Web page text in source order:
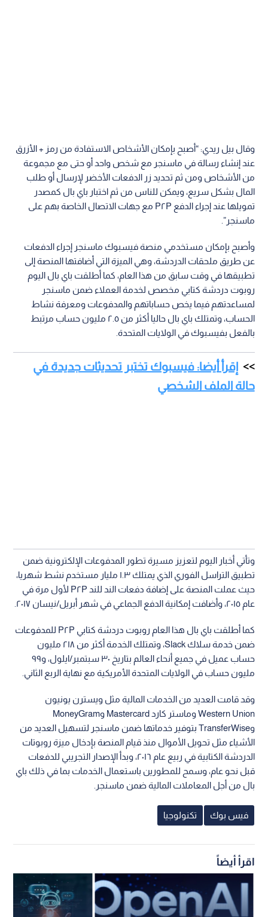
وقال بيل ريدي: “أصبح بإمكان الأشخاص الاستفادة من رمز + الأزرق
عند إنشاء رسالة في ماسنجر مع شخص واحد أو حتى مع مجموعة
من الأشخاص ومن ثم تحديد زر الدفعات الأخضر لإرسال أو طلب
المال بشكل سريع، ويمكن للناس من ثم اختبار باي بال كمصدر
تمويلها عند إجراء الدفع P٢P مع جهات الاتصال الخاصة بهم على
ماسنجر”.
وأصبح بإمكان مستخدمي منصة فيسبوك ماسنجر إجراء الدفعات
عن طريق ملحقات الدردشة، وهي الميزة التي أضافتها المنصة إلى
تطبيقها في وقت سابق من هذا العام، كما أطلقت باي بال اليوم
روبوت دردشة كتابي مخصص لخدمة العملاء ضمن ماسنجر
لمساعدتهم فيما يخص حساباتهم والمدفوعات ومعرفة نشاط
الحساب، وتمتلك باي بال حاليا أكثر من ٢.٥ مليون حساب مرتبط
بالفعل بفيسبوك في الولايات المتحدة.
إقرأ أيضا: فيسبوك تختبر تحديثات جديدة في
حالة الملف الشخصي
وتأتي أخبار اليوم لتعزيز مسيرة تطور المدفوعات الإلكترونية ضمن
تطبيق التراسل الفوري الذي يمتلك ١.٣ مليار مستخدم نشط شهريا،
حيث عملت المنصة على إضافة دفعات الند للند P٢P لأول مرة في
عام ٢٠١٥، وأضافت إمكانية الدفع الجماعي في شهر أبريل/نيسان ٢٠١٧.
كما أطلقت باي بال هذا العام روبوت دردشة كتابي P٢P للمدفوعات
ضمن خدمة سلاك Slack، وتمتلك الخدمة أكثر من ٢١٨ مليون
حساب عميل في جميع أنحاء العالم بتاريخ ٣٠ سبتمبر/ايلول، و٩٩
مليون حساب في الولايات المتحدة الأمريكية مع نهاية الربع الثاني.
وقد قامت العديد من الخدمات المالية مثل ويسترن يونيون
Western Union وماستر كارد Mastercard وMoneyGram
وTransferWise بتوفير خدماتها ضمن ماسنجر لتسهيل العديد من
الأشياء مثل تحويل الأموال منذ قيام المنصة بإدخال ميزة روبوتات
الدردشة الكتابية في ربيع عام ٢٠١٦، وبدأ الإصدار التجريبي للدفعات
قبل نحو عام، وسمح للمطورين باستعمال الخدمات بما في ذلك باي
بال من أجل المعاملات المالية ضمن ماسنجر.
فيس بوك تكنولوجيا
اقرأ أيضاً